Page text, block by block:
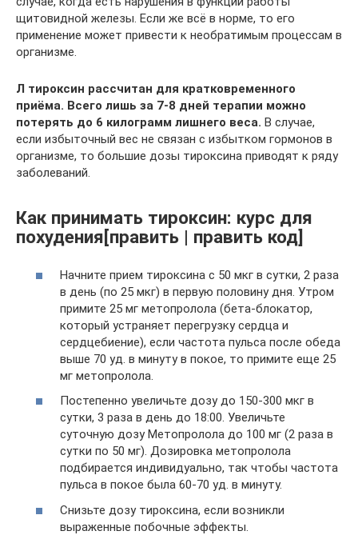
щитовидной железы. Если же всё в норме, то его
применение может привести к необратимым процессам в
организме.
Л тироксин рассчитан для кратковременного
приёма. Всего лишь за 7-8 дней терапии можно
потерять до 6 килограмм лишнего веса. В случае,
если избыточный вес не связан с избытком гормонов в
организме, то большие дозы тироксина приводят к ряду
заболеваний.
Как принимать тироксин: курс для
похудения[править | править код]
Начните прием тироксина с 50 мкг в сутки, 2 раза
в день (по 25 мкг) в первую половину дня. Утром
примите 25 мг метопролола (бета-блокатор,
который устраняет перегрузку сердца и
сердцебиение), если частота пульса после обеда
выше 70 уд. в минуту в покое, то примите еще 25
мг метопролола.
Постепенно увеличьте дозу до 150-300 мкг в
сутки, 3 раза в день до 18:00. Увеличьте
суточную дозу Метопролола до 100 мг (2 раза в
сутки по 50 мг). Дозировка метопролола
подбирается индивидуально, так чтобы частота
пульса в покое была 60-70 уд. в минуту.
Снизьте дозу тироксина, если возникли
выраженные побочные эффекты.